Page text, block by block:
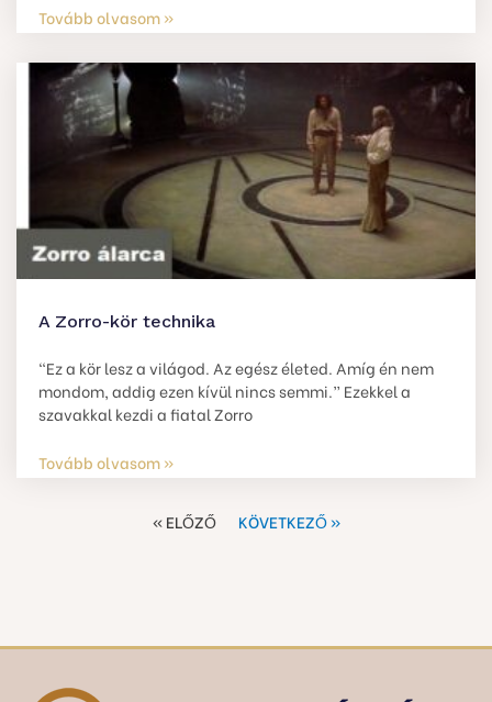
Tovább olvasom »
A Zorro-kör technika
“Ez a kör lesz a világod. Az egész életed. Amíg én nem
mondom, addig ezen kívül nincs semmi.” Ezekkel a
szavakkal kezdi a fiatal Zorro
Tovább olvasom »
« ELŐZŐ KÖVETKEZŐ »